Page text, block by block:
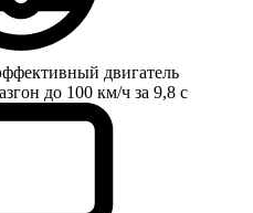
двигатель
до 100 км/ч за 9,8 с